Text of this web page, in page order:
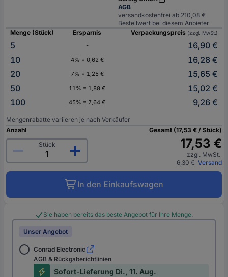
AGB
versandkostenfrei ab 210,08 €
Bestellwert bei diesem Anbieter
Menge (Stück)
Ersparnis Verpackungspreis (zzgl. MwSt.)
5 -
16,90 €
10
4% = 0,62 €
16,28 €
20
7% = 1,25 €
15,65 €
50
11% = 1,88 €
15,02 €
100
45% = 7,64 € 9,26 €
Mengenrabatte variieren je nach Verkäufer
Anzahl
Stück
Gesamt (17,53 € / Stück)
17,53 €
zzgl. MwSt.
6,30 € Versand
In den Einkaufswagen
Sie haben bereits das beste Angebot für Ihre Menge.
Unser Angebot
Conrad Electronic
AGB & Rückgaberichtlinien
Sofort-Lieferung Di., 11. Aug.